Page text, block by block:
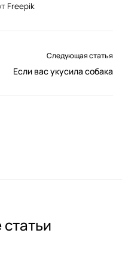
Freepik
Следующая статья
Если вас укусила собака